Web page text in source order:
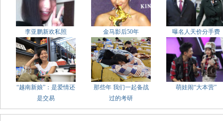
李亚鹏新欢私照 金马影后50年 曝名人天价分手费
“越南新娘”：是爱情还
是交易
那些年 我们一起备战
过的考研
萌娃闹“大本营”